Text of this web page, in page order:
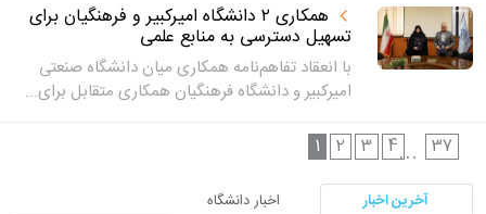
همکاری ۲ دانشگاه‌ امیرکبیر و فرهنگیان برای
تسهیل دسترسی به منابع علمی
با انعقاد تفاهم‌نامه همکاری میان دانشگاه صنعتی
امیرکبیر و دانشگاه فرهنگیان همکاری متقابل برای...
1
2 3 4... 37
آخرین اخبار
اخبار دانشگاه